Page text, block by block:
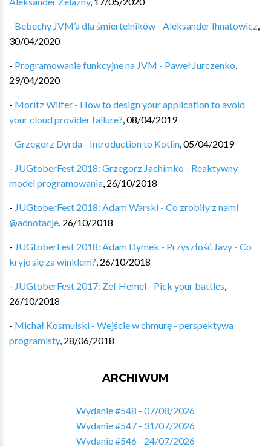
- Bebechy JVM’a dla śmiertelników - Aleksander Ihnatowicz,
30/04/2020
- Programowanie funkcyjne na JVM - Paweł Jurczenko,
29/04/2020
- Moritz Wilfer - How to design your application to avoid
your cloud provider failure?,08/04/2019
- Grzegorz Dyrda - Introduction to Kotlin,05/04/2019
- JUGtoberFest 2018: Grzegorz Jachimko - Reaktywny
model programowania, 26/10/2018
- JUGtoberFest 2018: Adam Warski - Co zrobiły z nami
@adnotacje, 26/10/2018
- JUGtoberFest 2018: Adam Dymek - Przyszłość Javy - Co
kryje się za winklem?, 26/10/2018
- JUGtoberFest 2017: Zef Hemel - Pick your battles,
26/10/2018
- Michał Kosmulski - Wejście w chmurę - perspektywa
programisty, 28/06/2018
ARCHIWUM
Wydanie #548 - 07/08/2026
Wydanie #547 - 31/07/2026
Wydanie #546 - 24/07/2026